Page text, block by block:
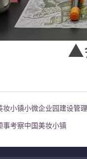
▲
小镇小微企业园建设管
事考察中国美妆小镇